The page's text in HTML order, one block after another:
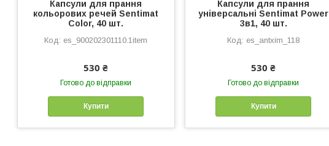
Капсули для прання
кольорових речей Sentimat
Color, 40 шт.
es_900202301110.1item
530 ₴
Готово до відправки
Купити
Капсули для прання
універсальні Sentimat Power
3в1, 40 шт.
es_antxim_118
530 ₴
Готово до відправки
Купити